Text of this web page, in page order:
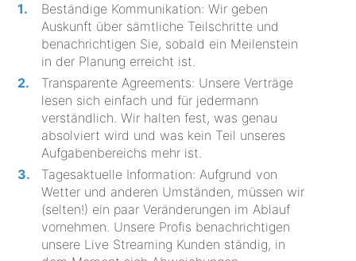
Beständige Kommunikation: Wir geben
Auskunft über sämtliche Teilschritte und
benachrichtigen Sie, sobald ein Meilenstein
in der Planung erreicht ist.
Transparente Agreements: Unsere Verträge
lesen sich einfach und für jedermann
verständlich. Wir halten fest, was genau
absolviert wird und was kein Teil unseres
Aufgabenbereichs mehr ist.
Tagesaktuelle Information: Aufgrund von
Wetter und anderen Umständen, müssen wir
(selten!) ein paar Veränderungen im Ablauf
vornehmen. Unsere Profis benachrichtigen
unsere Live Streaming Kunden ständig, in